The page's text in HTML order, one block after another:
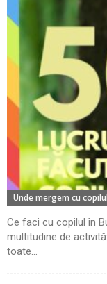
Unde mergem cu copilul
Ce faci cu copilul în
multitudine de
toate...